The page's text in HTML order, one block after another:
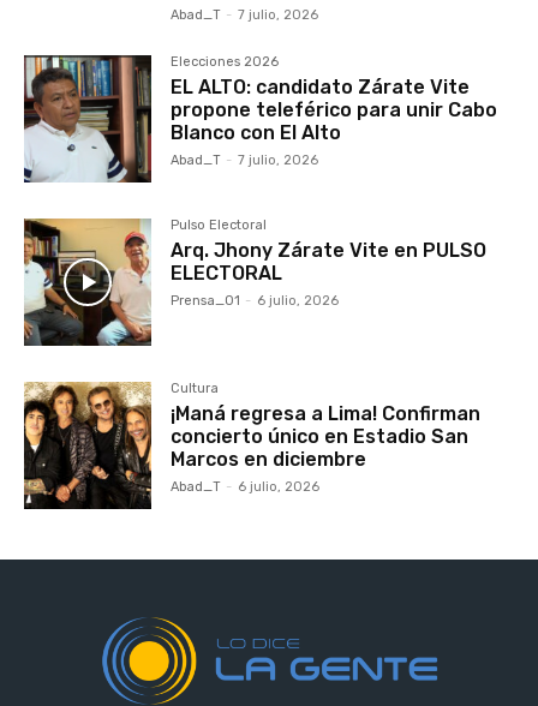
Abad_T - 7 julio, 2026
Elecciones 2026
EL ALTO: candidato Zárate Vite
propone teleférico para unir Cabo
Blanco con El Alto
Abad_T - 7 julio, 2026
Pulso Electoral
Arq. Jhony Zárate Vite en PULSO
ELECTORAL
Prensa_01 - 6 julio, 2026
Cultura
¡Maná regresa a Lima! Confirman
concierto único en Estadio San
Marcos en diciembre
Abad_T - 6 julio, 2026